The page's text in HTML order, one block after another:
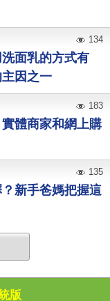
面乳的方式有
因之一
134
體商家和網上購
183
新手爸媽把握這
135
版